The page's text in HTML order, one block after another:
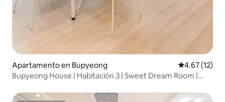
Apartamento en Bupyeong Calificación
4.67 (12)
Bupyeong House | Habitación 3 | Sweet Dream Room |